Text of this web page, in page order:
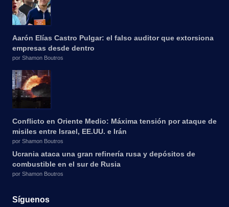
Aarón Elías Castro Pulgar: el falso auditor que extorsiona
empresas desde dentro
por Shamon Boutros
Conflicto en Oriente Medio: Máxima tensión por ataque de
misiles entre Israel, EE.UU. e Irán
por Shamon Boutros
Ucrania ataca una gran refinería rusa y depósitos de
combustible en el sur de Rusia
por Shamon Boutros
Síguenos